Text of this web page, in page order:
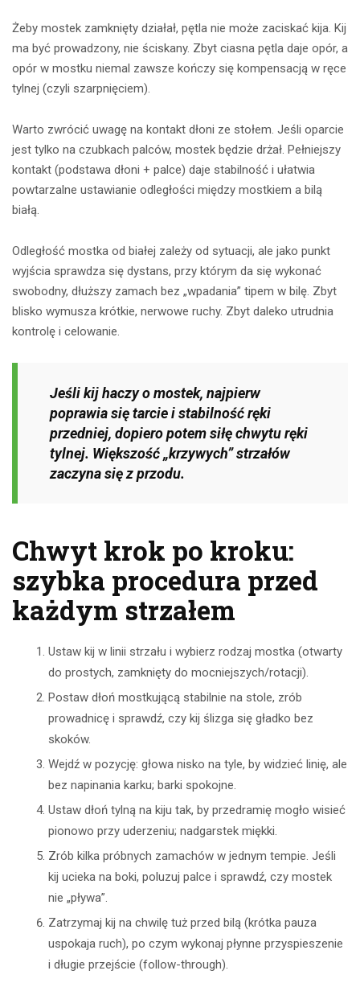
Żeby mostek zamknięty działał, pętla nie może zaciskać kija. Kij
ma być prowadzony, nie ściskany. Zbyt ciasna pętla daje opór, a
opór w mostku niemal zawsze kończy się kompensacją w ręce
tylnej (czyli szarpnięciem).
Warto zwrócić uwagę na kontakt dłoni ze stołem. Jeśli oparcie
jest tylko na czubkach palców, mostek będzie drżał. Pełniejszy
kontakt (podstawa dłoni + palce) daje stabilność i ułatwia
powtarzalne ustawianie odległości między mostkiem a bilą
białą.
Odległość mostka od białej zależy od sytuacji, ale jako punkt
wyjścia sprawdza się dystans, przy którym da się wykonać
swobodny, dłuższy zamach bez „wpadania” tipem w bilę. Zbyt
blisko wymusza krótkie, nerwowe ruchy. Zbyt daleko utrudnia
kontrolę i celowanie.
Jeśli kij haczy o mostek, najpierw
poprawia się tarcie i stabilność ręki
przedniej, dopiero potem siłę chwytu ręki
tylnej. Większość „krzywych” strzałów
zaczyna się z przodu.
Chwyt krok po kroku:
szybka procedura przed
każdym strzałem
Ustaw kij w linii strzału i wybierz rodzaj mostka (otwarty
do prostych, zamknięty do mocniejszych/rotacji).
Postaw dłoń mostkującą stabilnie na stole, zrób
prowadnicę i sprawdź, czy kij ślizga się gładko bez
skoków.
Wejdź w pozycję: głowa nisko na tyle, by widzieć linię, ale
bez napinania karku; barki spokojne.
Ustaw dłoń tylną na kiju tak, by przedramię mogło wisieć
pionowo przy uderzeniu; nadgarstek miękki.
Zrób kilka próbnych zamachów w jednym tempie. Jeśli
kij ucieka na boki, poluzuj palce i sprawdź, czy mostek
nie „pływa”.
Zatrzymaj kij na chwilę tuż przed bilą (krótka pauza
uspokaja ruch), po czym wykonaj płynne przyspieszenie
i długie przejście (follow-through).